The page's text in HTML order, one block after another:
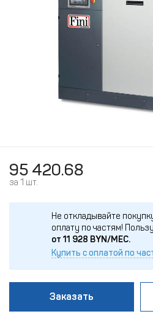
95 420.68
за 1 шт.
Не откладывайте
оплату по частям!
от 11 928 BYN/МЕС.
Купить с оплатой по
Заказать